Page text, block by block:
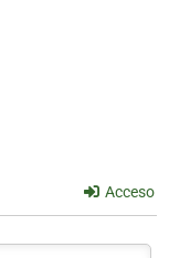
Acceso